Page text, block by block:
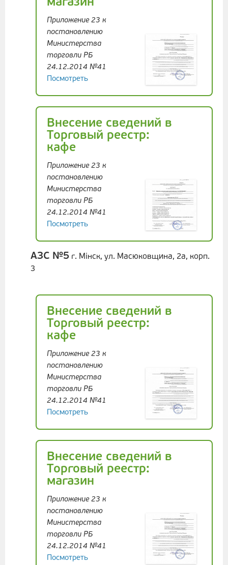
магазин
Приложение 23 к
постановлению
Министерства
торговли РБ
24.12.2014 №41
Посмотреть
Внесение сведений в
Торговый реестр:
кафе
Приложение 23 к
постановлению
Министерства
торговли РБ
24.12.2014 №41
Посмотреть
АЗС №5 г. Мінск, ул. Масюковщина, 2а, корп.
3
Внесение сведений в
Торговый реестр:
кафе
Приложение 23 к
постановлению
Министерства
торговли РБ
24.12.2014 №41
Посмотреть
Внесение сведений в
Торговый реестр:
магазин
Приложение 23 к
постановлению
Министерства
торговли РБ
24.12.2014 №41
Посмотреть